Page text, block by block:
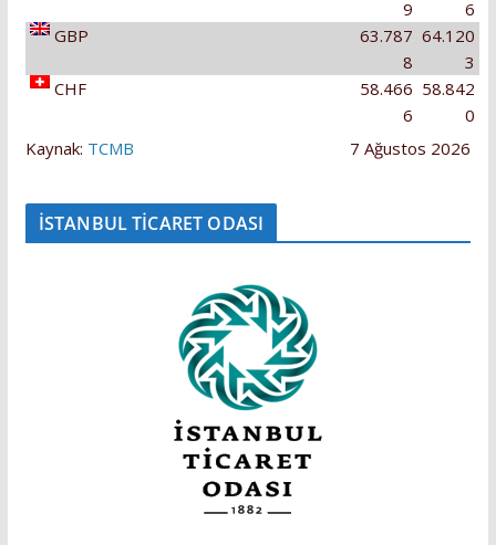
6
9
GBP
64.120
3
63.787
8
CHF
58.842
0
58.466
6
Kaynak: TCMB 7 Ağustos 2026
İSTANBUL TİCARET ODASI